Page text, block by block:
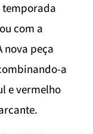
com a
nova peça
a
e vermelho